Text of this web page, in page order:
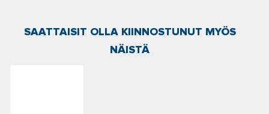
SAATTAISIT OLLA KIINNOSTUNUT MYÖS
NÄISTÄ